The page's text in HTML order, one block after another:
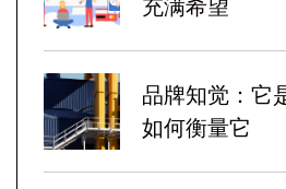
充满希望
品牌知觉：它
如何衡量它